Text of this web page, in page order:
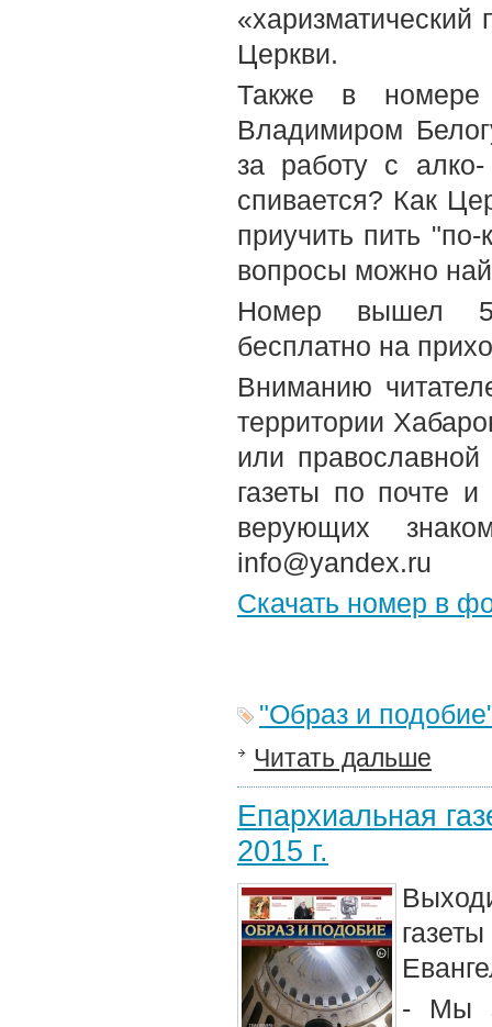
Церкви.
Также в
Владимиром
за работу с
спивается? Как
приучить пить
вопросы можно
Номер вышел 5-
бесплатно на
Вниманию
территории
или
газеты по почте и
верующих
info@yandex.ru
Скачать номер в
"Образ и
Читать дальше
Епархиальная
2015 г.
- Мы